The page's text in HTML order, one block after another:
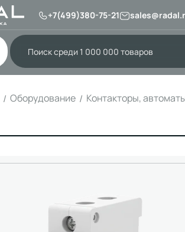
+7(499)380-75-21
Оборудование Контакторы,